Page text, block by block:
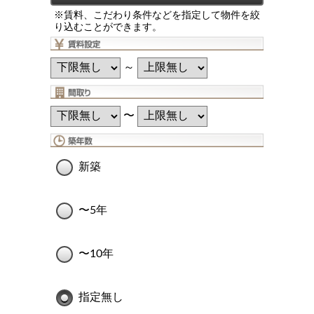
※賃料、こだわり条件などを指定して物件を絞
り込むことができます。
～
〜
新築
〜5年
〜10年
指定無し